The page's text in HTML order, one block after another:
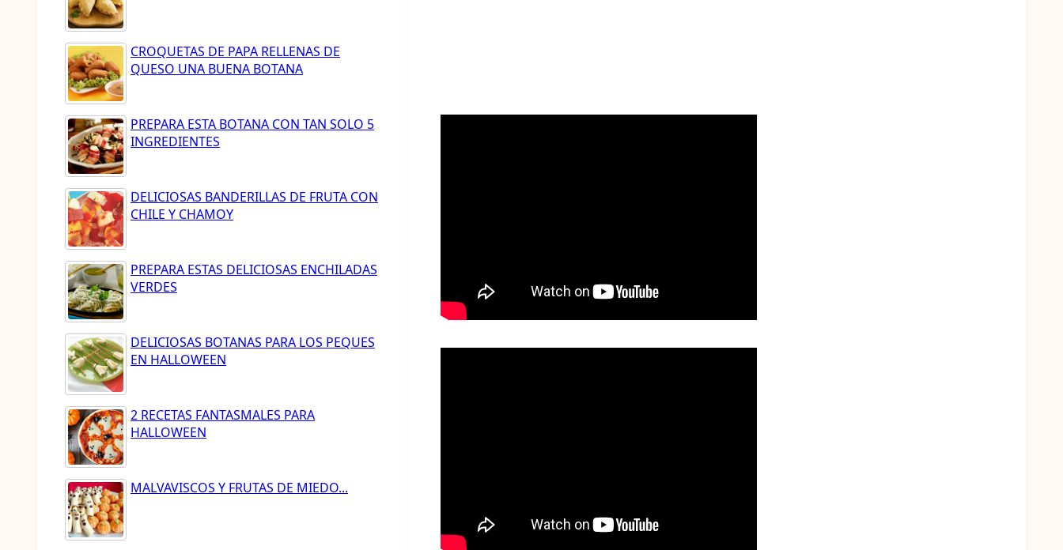
CROQUETAS DE PAPA RELLENAS DE
QUESO UNA BUENA BOTANA
PREPARA ESTA BOTANA CON TAN SOLO 5
INGREDIENTES
DELICIOSAS BANDERILLAS DE FRUTA CON
CHILE Y CHAMOY
PREPARA ESTAS DELICIOSAS ENCHILADAS
VERDES
DELICIOSAS BOTANAS PARA LOS PEQUES
EN HALLOWEEN
2 RECETAS FANTASMALES PARA
HALLOWEEN
MALVAVISCOS Y FRUTAS DE MIEDO...